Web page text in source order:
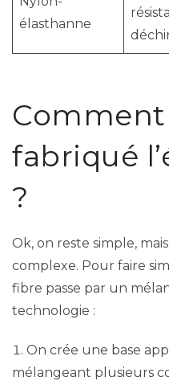
élasthanne
fabriqué
?
Ok, on reste simple,
complexe. Pour faire
fibre passe par un
technologie :
On crée une base
mélangeant plusieurs